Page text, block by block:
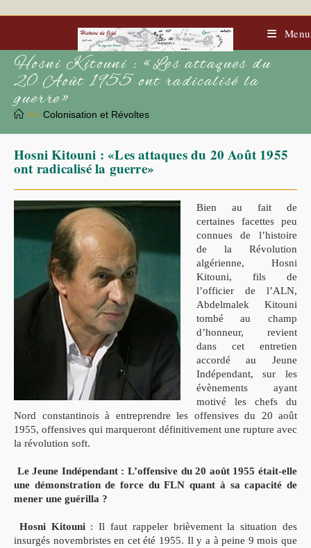
to
Menu
Hosni Kitouni : «Les attaques du
20 Août 1955 ont radicalisé la
guerre»
>> Colonisation et Révoltes
Hosni Kitouni : «Les attaques du 20 Août 1955
ont radicalisé la guerre»
Bien au fait de
certaines facettes peu
connues de l’histoire
de la Révolution
algérienne, Hosni
Kitouni, fils de
l’officier de l’ALN,
Abdelmalek Kitouni
tombé au champ
d’honneur, revient
dans cet entretien
accordé au Jeune
Indépendant, sur les
évènements ayant
motivé les chefs du
Nord constantinois à entreprendre les offensives du 20 août
1955, offensives qui marqueront définitivement une rupture avec
la révolution soft.
Le Jeune Indépendant : L’offensive du 20 août 1955 était-elle
une démonstration de force du FLN quant à sa capacité de
mener une guérilla ?
Hosni Kitouni: Il faut rappeler brièvement la situation des
insurgés novembristes en cet été 1955. Il y a à peine 9 mois que